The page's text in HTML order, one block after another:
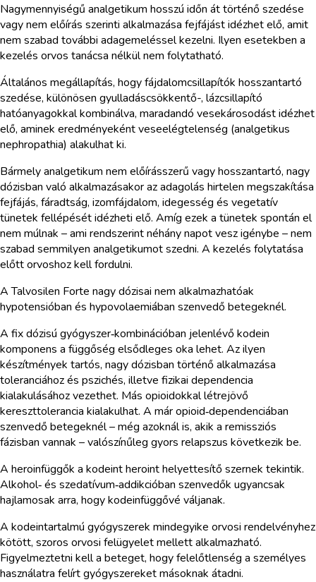
Nagymennyiségű analgetikum hosszú időn át történő szedése
vagy nem előírás szerinti alkalmazása fejfájást idézhet elő, amit
nem szabad további adagemeléssel kezelni. Ilyen esetekben a
kezelés orvos tanácsa nélkül nem folytatható.
Általános megállapítás, hogy fájdalomcsillapítók hosszantartó
szedése, különösen gyulladáscsökkentő-, lázcsillapító
hatóanyagokkal kombinálva, maradandó vesekárosodást idézhet
elő, aminek eredményeként veseelégtelenség (analgetikus
nephropathia) alakulhat ki.
Bármely analgetikum nem előírásszerű vagy hosszantartó, nagy
dózisban való alkalmazásakor az adagolás hirtelen megszakítása
fejfájás, fáradtság, izomfájdalom, idegesség és vegetatív
tünetek fellépését idézheti elő. Amíg ezek a tünetek spontán el
nem múlnak – ami rendszerint néhány napot vesz igénybe – nem
szabad semmilyen analgetikumot szedni. A kezelés folytatása
előtt orvoshoz kell fordulni.
A Talvosilen Forte nagy dózisai nem alkalmazhatóak
hypotensióban és hypovolaemiában szenvedő betegeknél.
A fix dózisú gyógyszer‑kombinációban jelenlévő kodein
komponens a függőség elsődleges oka lehet. Az ilyen
készítmények tartós, nagy dózisban történő alkalmazása
toleranciához és pszichés, illetve fizikai dependencia
kialakulásához vezethet. Más opioidokkal létrejövő
kereszttolerancia kialakulhat. A már opioid‑dependenciában
szenvedő betegeknél – még azoknál is, akik a remissziós
fázisban vannak – valószínűleg gyors relapszus következik be.
A heroinfüggők a kodeint heroint helyettesítő szernek tekintik.
Alkohol‑ és szedatívum‑addikcióban szenvedők ugyancsak
hajlamosak arra, hogy kodeinfüggővé váljanak.
A kodeintartalmú gyógyszerek mindegyike orvosi rendelvényhez
kötött, szoros orvosi felügyelet mellett alkalmazható.
Figyelmeztetni kell a beteget, hogy felelőtlenség a személyes
használatra felírt gyógyszereket másoknak átadni.